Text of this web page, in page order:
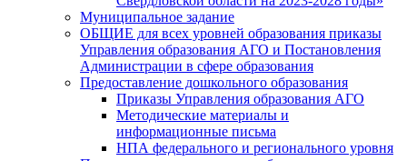
Муниципальное задание
ОБЩИЕ для всех уровней образования приказы
Управления образования АГО и Постановления
Администрации в сфере образования
Предоставление дошкольного образования
Приказы Управления образования АГО
Методические материалы и
информационные письма
НПА федерального и регионального уровня